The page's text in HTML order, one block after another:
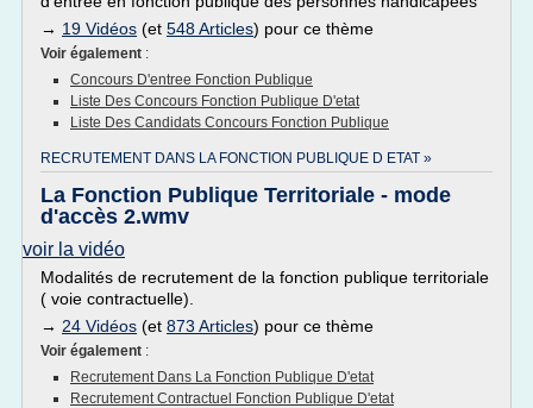
→ 19 Vidéos (et 548 Articles) pour ce thème
Voir également :
Concours D'entree Fonction Publique
Liste Des Concours Fonction Publique D'etat
Liste Des Candidats Concours Fonction Publique
RECRUTEMENT DANS LA FONCTION PUBLIQUE D ETAT »
La Fonction Publique Territoriale - mode
d'accès 2.wmv
voir la vidéo
Modalités de recrutement de la fonction publique territoriale
( voie contractuelle).
→ 24 Vidéos (et 873 Articles) pour ce thème
Voir également :
Recrutement Dans La Fonction Publique D'etat
Recrutement Contractuel Fonction Publique D'etat